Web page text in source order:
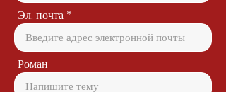
Эл. почта
Роман